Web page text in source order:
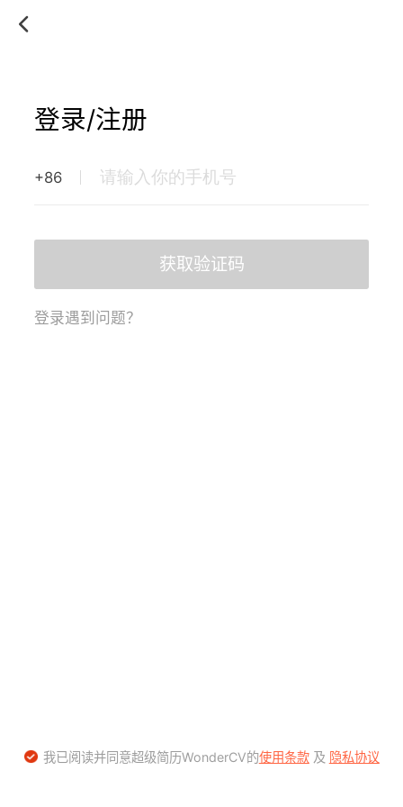
登录/注册
+86
获取验证码
登录遇到问题？
我已阅读并同意超级简历WonderCV的使用条款及 隐私协议